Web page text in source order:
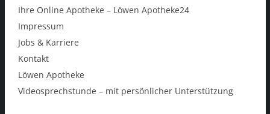
Ihre Online Apotheke – Löwen Apotheke24
Impressum
Jobs & Karriere
Kontakt
Löwen Apotheke
Videosprechstunde – mit persönlicher Unterstützung